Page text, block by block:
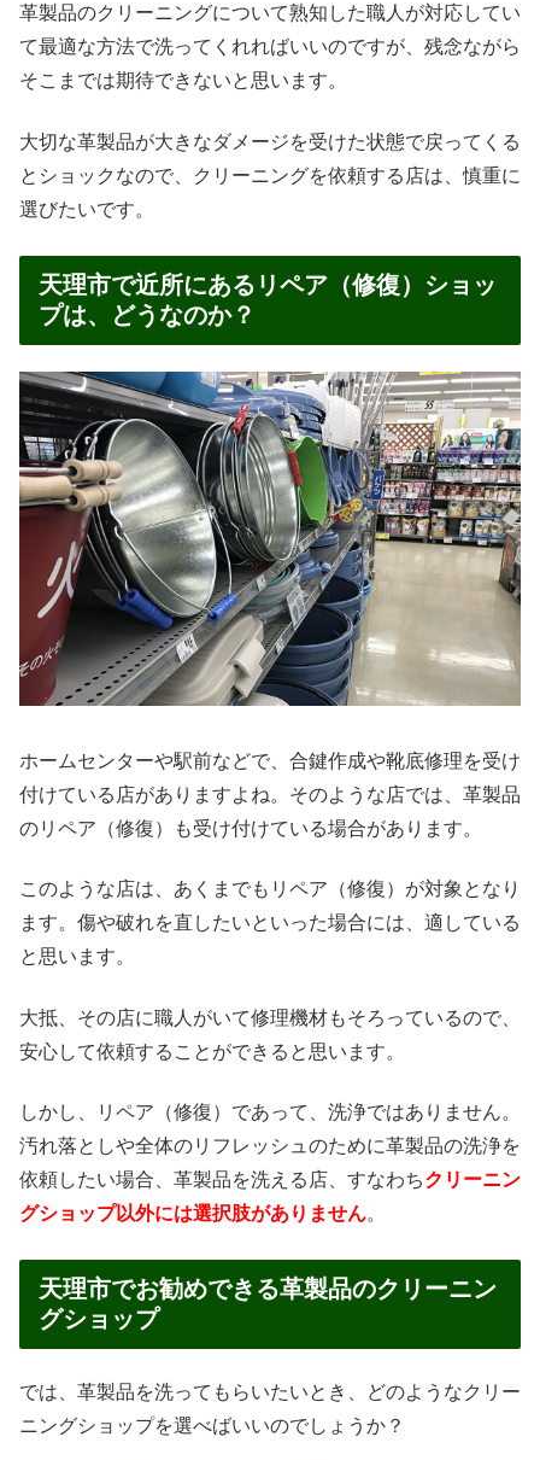
革製品のクリーニングについて熟知した職人が対応してい
て最適な方法で洗ってくれればいいのですが、残念ながら
そこまでは期待できないと思います。
大切な革製品が大きなダメージを受けた状態で戻ってくる
とショックなので、クリーニングを依頼する店は、慎重に
選びたいです。
天理市で近所にあるリペア（修復）ショッ
プは、どうなのか？
ホームセンターや駅前などで、合鍵作成や靴底修理を受け
付けている店がありますよね。そのような店では、革製品
のリペア（修復）も受け付けている場合があります。
このような店は、あくまでもリペア（修復）が対象となり
ます。傷や破れを直したいといった場合には、適している
と思います。
大抵、その店に職人がいて修理機材もそろっているので、
安心して依頼することができると思います。
しかし、リペア（修復）であって、洗浄ではありません。
汚れ落としや全体のリフレッシュのために革製品の洗浄を
依頼したい場合、革製品を洗える店、すなわちクリーニン
グショップ以外には選択肢がありません。
天理市でお勧めできる革製品のクリーニン
グショップ
では、革製品を洗ってもらいたいとき、どのようなクリー
ニングショップを選べばいいのでしょうか？